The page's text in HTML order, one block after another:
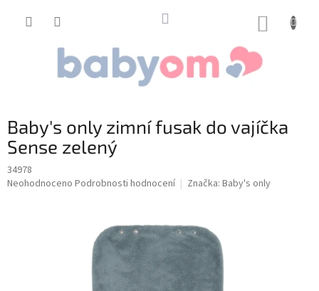
Baby's only zimní fusak do vajíčka
Sense zelený
34978
Průměrné
Neohodnoceno Podrobnosti hodnocení Značka: Baby's only